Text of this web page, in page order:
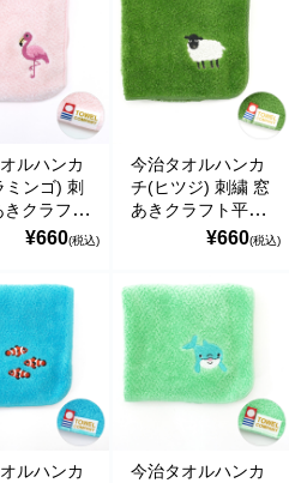
ルハンカ
ミンゴ) 刺
きクラフト
り ハイメン
¥660(税込)
今治タオルハンカ
チ(ヒツジ) 刺繍 窓
あきクラフト平袋
入り ハイメン
¥660(税込)
ルハンカ
今治タオルハンカ
い合わせが多数寄せられていま
このようなメールが届くなど、身
いたり、メール内のリンクをタッ
ください。なお、ご不明の場合
お問い合わせください。〔 2024
年8月14日(水)および8月15日(木)は
。そのため、8月13日(火)14:00か
分の発送は、8月16日(金)となりま
ます。
リー成犬用（レッド）とグレイ
ルド）が新入荷しました。
ドッグフード
が新たに追加入荷い
ました。まことに申し訳ございま